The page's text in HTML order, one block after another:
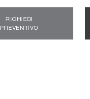
RICHIEDI
PREVENTIVO